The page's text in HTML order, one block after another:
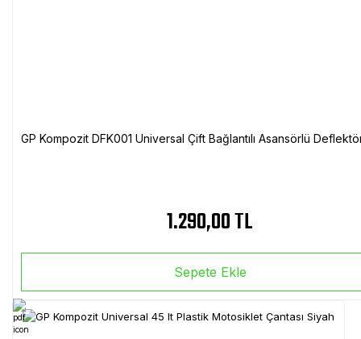
GP Kompozit DFK001 Universal Çift Bağlantılı Asansörlü
1.290,00 TL
Sepete Ekle